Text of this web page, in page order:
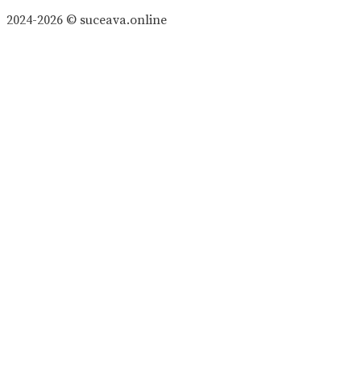
2024-2026 © suceava.online